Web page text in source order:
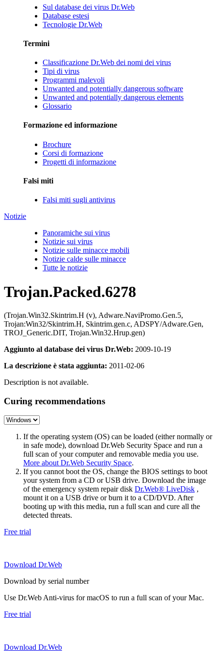
Sul database dei virus Dr.Web
Database estesi
Tecnologie Dr.Web
Termini
Classificazione Dr.Web dei nomi dei virus
Tipi di virus
Programmi malevoli
Unwanted and potentially dangerous software
Unwanted and potentially dangerous elements
Glossario
Formazione ed informazione
Brochure
Corsi di formazione
Progetti di informazione
Falsi miti
Falsi miti sugli antivirus
Notizie
Panoramiche sui virus
Notizie sui virus
Notizie sulle minacce mobili
Notizie calde sulle minacce
Tutte le notizie
Trojan.Packed.6278
(Trojan.Win32.Skintrim.H (v), Adware.NaviPromo.Gen.5,
Trojan:Win32/Skintrim.H, Skintrim.gen.c, ADSPY/Adware.Gen,
TROJ_Generic.DIT, Trojan.Win32.Hrup.gen)
Aggiunto al database dei virus Dr.Web: 2009-10-19
La descrizione è stata aggiunta: 2011-02-06
Description is not available.
Curing recommendations
If the operating system (OS) can be loaded (either normally or
in safe mode), download Dr.Web Security Space and run a
full scan of your computer and removable media you use.
More about Dr.Web Security Space.
If you cannot boot the OS, change the BIOS settings to boot
your system from a CD or USB drive. Download the image
of the emergency system repair disk Dr.Web® LiveDisk ,
mount it on a USB drive or burn it to a CD/DVD. After
booting up with this media, run a full scan and cure all the
detected threats.
Free trial
Download Dr.Web
Download by serial number
Use Dr.Web Anti-virus for macOS to run a full scan of your Mac.
Free trial
Download Dr.Web